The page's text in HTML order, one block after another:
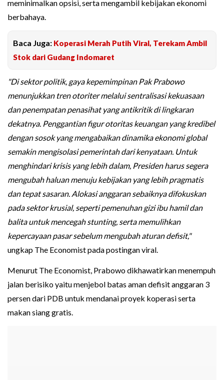
meminimalkan opsisi, serta mengambil kebijakan ekonomi
berbahaya.
Baca Juga: Koperasi Merah Putih Viral, Terekam Ambil
Stok dari Gudang Indomaret
"Di sektor politik, gaya kepemimpinan Pak Prabowo
menunjukkan tren otoriter melalui sentralisasi kekuasaan
dan penempatan penasihat yang antikritik di lingkaran
dekatnya. Penggantian figur otoritas keuangan yang kredibel
dengan sosok yang mengabaikan dinamika ekonomi global
semakin mengisolasi pemerintah dari kenyataan. Untuk
menghindari krisis yang lebih dalam, Presiden harus segera
mengubah haluan menuju kebijakan yang lebih pragmatis
dan tepat sasaran. Alokasi anggaran sebaiknya difokuskan
pada sektor krusial, seperti pemenuhan gizi ibu hamil dan
balita untuk mencegah stunting, serta memulihkan
kepercayaan pasar sebelum mengubah aturan defisit,"
ungkap The Economist pada postingan viral.
Menurut The Economist, Prabowo dikhawatirkan menempuh
jalan berisiko yaitu menjebol batas aman defisit anggaran 3
persen dari PDB untuk mendanai proyek koperasi serta
makan siang gratis.